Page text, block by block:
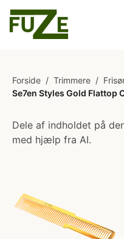
Forside / Trimmere /
Se7en Styles Gold Flattop
Dele af indholdet på
med hjælp fra AI.